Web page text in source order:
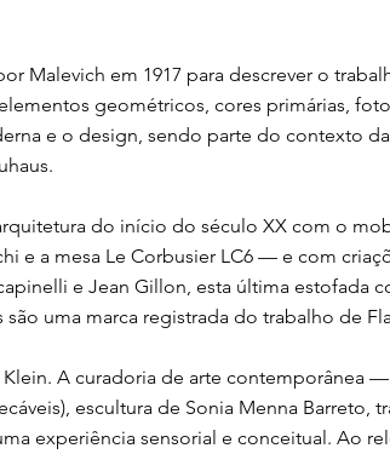
Malevich em 1917 para descrever o
geométricos, cores primárias,
e o design, sendo parte do contexto
do início do século XX com o
e a mesa Le Corbusier LC6 — e com
e Jean Gillon, esta última estofada
uma marca registrada do trabalho de
Klein. A curadoria de arte contemporânea
escultura de Sonia Menna Barreto,
experiência sensorial e conceitual. Ao